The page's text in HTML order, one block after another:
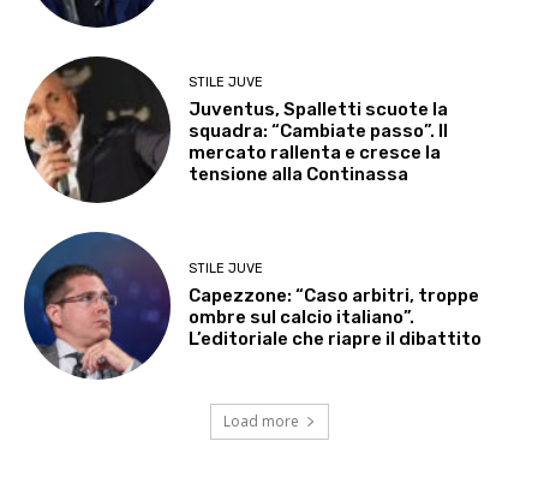
STILE JUVE
Juventus, Spalletti scuote la
squadra: “Cambiate passo”. Il
mercato rallenta e cresce la
tensione alla Continassa
STILE JUVE
Capezzone: “Caso arbitri, troppe
ombre sul calcio italiano”.
L’editoriale che riapre il dibattito
Load more